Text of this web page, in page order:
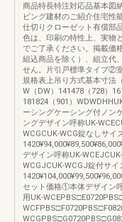
商品特長特注対応品基本図
ビング建材のご紹介住宅性
仕切りクローゼット有償部
色は、印刷の特性上、実物
でご了承ください。掲載価
組込商品を除く）、組立代
せん。片引戸標準タイプ②
規格表上吊り方式基本寸法
W（DW）141478（728）
181824（901）
ーシングケーシング付ノン
ングデザイン呼称UK-
WCGCUK-WCG錠なしサイ
デザイン呼称UK-
WCGJCUK-WCGJ錠付サイ
セット価格①本体デザイン
用UK-